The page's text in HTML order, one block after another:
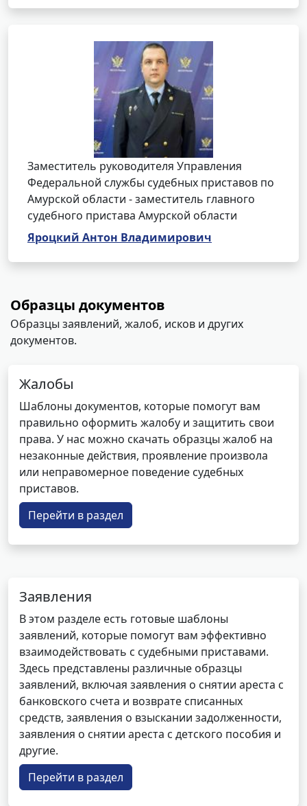
Заместитель руководителя Управления
Федеральной службы судебных приставов по
Амурской области - заместитель главного
судебного пристава Амурской области
Яроцкий Антон Владимирович
Образцы документов
Образцы заявлений, жалоб, исков и других
документов.
Жалобы
Шаблоны документов, которые помогут вам
правильно оформить жалобу и защитить свои
права. У нас можно скачать образцы жалоб на
незаконные действия, проявление произвола
или неправомерное поведение судебных
приставов.
Перейти в раздел
Заявления
В этом разделе есть готовые шаблоны
заявлений, которые помогут вам эффективно
взаимодействовать с судебными приставами.
Здесь представлены различные образцы
заявлений, включая заявления о снятии ареста с
банковского счета и возврате списанных
средств, заявления о взыскании задолженности,
заявления о снятии ареста с детского пособия и
другие.
Перейти в раздел